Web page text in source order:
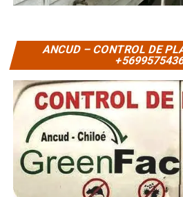
ANCUD – CONTROL DE